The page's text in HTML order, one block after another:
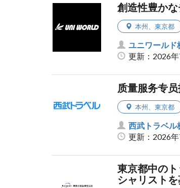
創造性豊か
本州、 東京都
ユニワールド
更新：2026年
质量服务专
本州、 東京都
西武トラベル
更新：2026年
東京都中の
シャリストを